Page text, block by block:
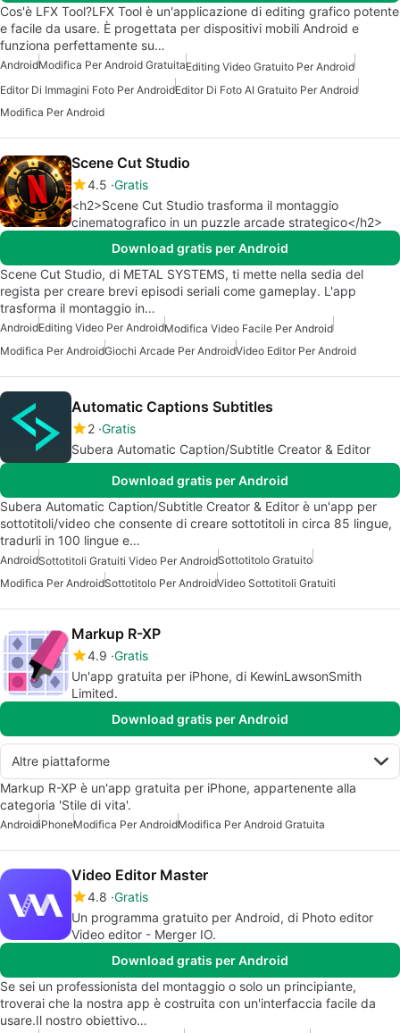
Cos'è LFX Tool?LFX Tool è un'applicazione di editing grafico potente
e facile da usare. È progettata per dispositivi mobili Android e
funziona perfettamente su…
AndroidModifica Per Android GratuitaEditing Video Gratuito Per Android
Editor Di Immagini Foto Per AndroidEditor Di Foto AI Gratuito Per Android
Modifica Per Android
Scene Cut Studio
4.5 Gratis
<h2>Scene Cut Studio trasforma il montaggio
cinematografico in un puzzle arcade strategico</h2>
Download gratis per Android
Scene Cut Studio, di METAL SYSTEMS, ti mette nella sedia del
regista per creare brevi episodi seriali come gameplay. L'app
trasforma il montaggio in…
AndroidEditing Video Per AndroidModifica Video Facile Per Android
Modifica Per AndroidGiochi Arcade Per AndroidVideo Editor Per Android
Automatic Captions Subtitles
2 Gratis
Subera Automatic Caption/Subtitle Creator & Editor
Download gratis per Android
Subera Automatic Caption/Subtitle Creator & Editor è un'app per
sottotitoli/video che consente di creare sottotitoli in circa 85 lingue,
tradurli in 100 lingue e…
AndroidSottotitoli Gratuiti Video Per AndroidSottotitolo Gratuito
Modifica Per AndroidSottotitolo Per AndroidVideo Sottotitoli Gratuiti
Markup R-XP
4.9 Gratis
Un'app gratuita per iPhone, di KewinLawsonSmith
Limited.
Download gratis per Android
Altre piattaforme
Markup R-XP è un'app gratuita per iPhone, appartenente alla
categoria 'Stile di vita'.
AndroidiPhoneModifica Per AndroidModifica Per Android Gratuita
Video Editor Master
4.8 Gratis
Un programma gratuito per Android, di Photo editor
Video editor - Merger IO.
Download gratis per Android
Se sei un professionista del montaggio o solo un principiante,
troverai che la nostra app è costruita con un'interfaccia facile da
usare.Il nostro obiettivo…